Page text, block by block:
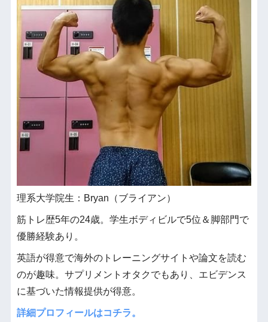
理系大学院生：Bryan（ブライアン）
筋トレ歴5年の24歳。学生ボディビルで5位＆脚部門で
優勝経験あり。
英語が得意で海外のトレーニングサイトや論文を読む
のが趣味。サプリメントオタクでもあり、エビデンス
に基づいた情報提供が得意。
詳細プロフィールはコチラ。